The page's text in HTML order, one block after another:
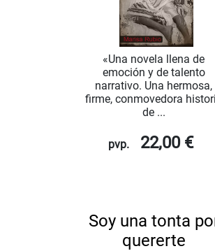
«Una novela llena de
emoción y de talento
narrativo. Una hermosa,
firme, conmovedora
de ...
pvp. 22,00 €
Soy una tonta
quererte